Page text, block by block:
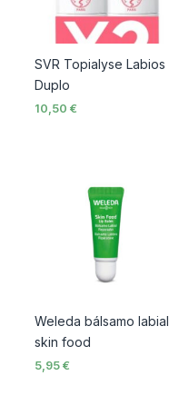
SVR Topialyse Labios
Duplo
10,50€
Weleda bálsamo labial
skin food
5,95€